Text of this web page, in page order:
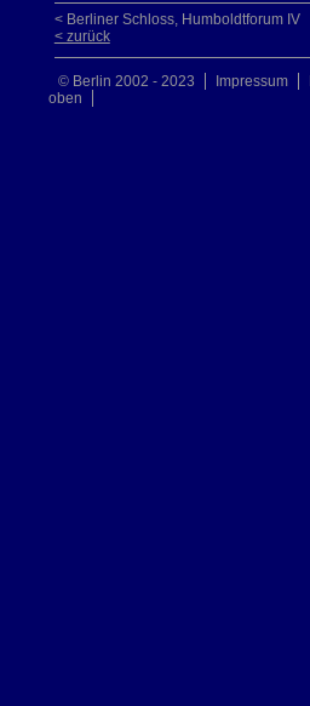
< Berliner Schloss, Humboldtforum IV
< zurück
© Berlin 2002 - 2023 Impressum
oben